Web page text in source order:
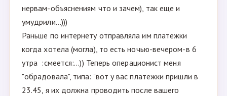
нервам-объяснениям что и зачем), так еще и
умудрили...)))
Раньше по интернету отправляла им платежки
когда хотела (могла), то есть ночью-вечером-в 6
утра :смеется:...)) Теперь операционист меня
"обрадовала", типа: "вот у вас платежки пришли в
23.45, я их должна проводить после вашего